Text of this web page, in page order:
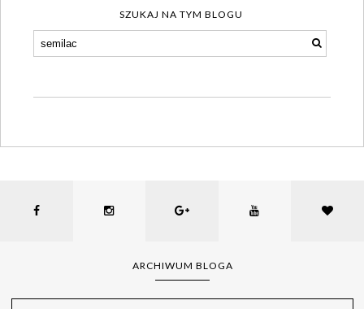
SZUKAJ NA TYM BLOGU
ARCHIWUM BLOGA